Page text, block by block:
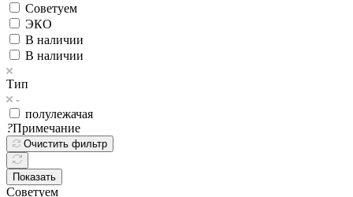
Советуем
ЭКО
В наличии
В наличии
Тип
полулежачая
?Примечание
Очистить фильтр
Показать
Советуем